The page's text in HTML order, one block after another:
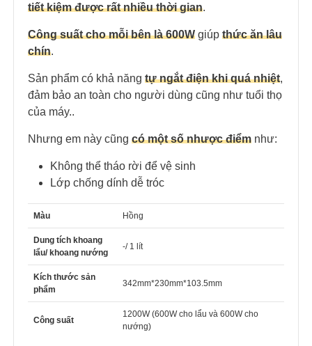
tiết kiệm được rất nhiều thời gian.
Công suất cho mỗi bên là 600W giúp thức ăn lâu
chín.
Sản phẩm có khả năng tự ngắt điện khi quá nhiệt,
đảm bảo an toàn cho người dùng cũng như tuổi thọ
của máy..
Nhưng em này cũng có một số nhược điểm như:
Không thể tháo rời để vệ sinh
Lớp chống dính dễ tróc
Màu Hồng
Dung tích khoang
lẩu/ khoang nướng
-/ 1 lít
Kích thước sản
phẩm
342mm*230mm*103.5mm
Công suất
1200W (600W cho lẩu và 600W cho
nướng)